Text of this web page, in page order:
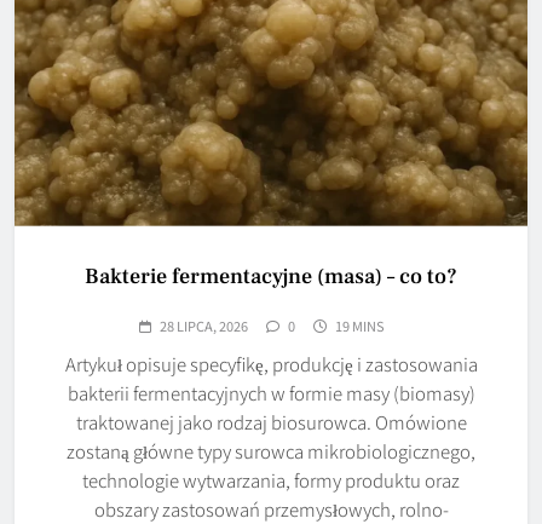
Bakterie fermentacyjne (masa) – co to?
28 LIPCA, 2026 0 19 MINS
Artykuł opisuje specyfikę, produkcję i zastosowania
bakterii fermentacyjnych w formie masy (biomasy)
traktowanej jako rodzaj biosurowca. Omówione
zostaną główne typy surowca mikrobiologicznego,
technologie wytwarzania, formy produktu oraz
obszary zastosowań przemysłowych, rolno-